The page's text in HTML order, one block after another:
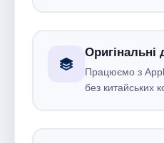
Оригінальні
Працюємо з
без китайських